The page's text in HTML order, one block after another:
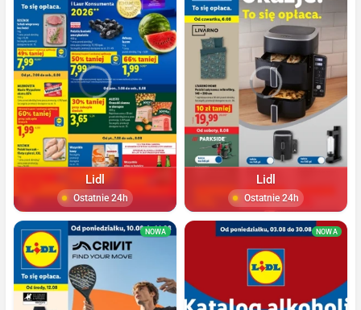
Lidl
Ostatnie 24h
Lidl
Ostatnie 24h
NOWA NOWA